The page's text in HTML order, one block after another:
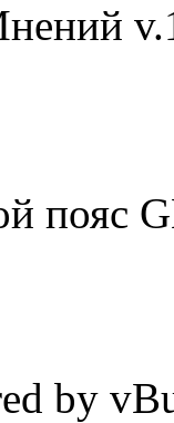
пояс
by